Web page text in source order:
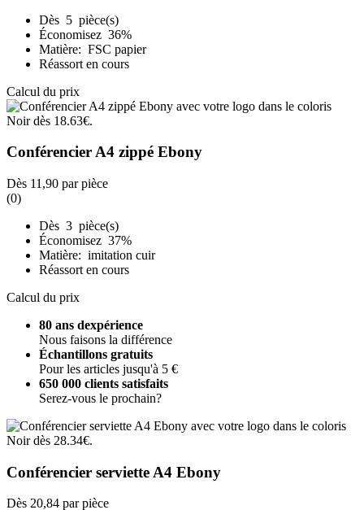
Dès 5 pièce(s)
Économisez 36%
Matière: FSC papier
Réassort en cours
Calcul du prix
Conférencier A4 zippé Ebony
Dès 11,90 par pièce
(0)
Dès 3 pièce(s)
Économisez 37%
Matière: imitation cuir
Réassort en cours
Calcul du prix
80 ans dexpérience
Nous faisons la différence
Échantillons gratuits
Pour les articles jusqu'à 5 €
650 000 clients satisfaits
Serez-vous le prochain?
Conférencier serviette A4 Ebony
Dès 20,84 par pièce